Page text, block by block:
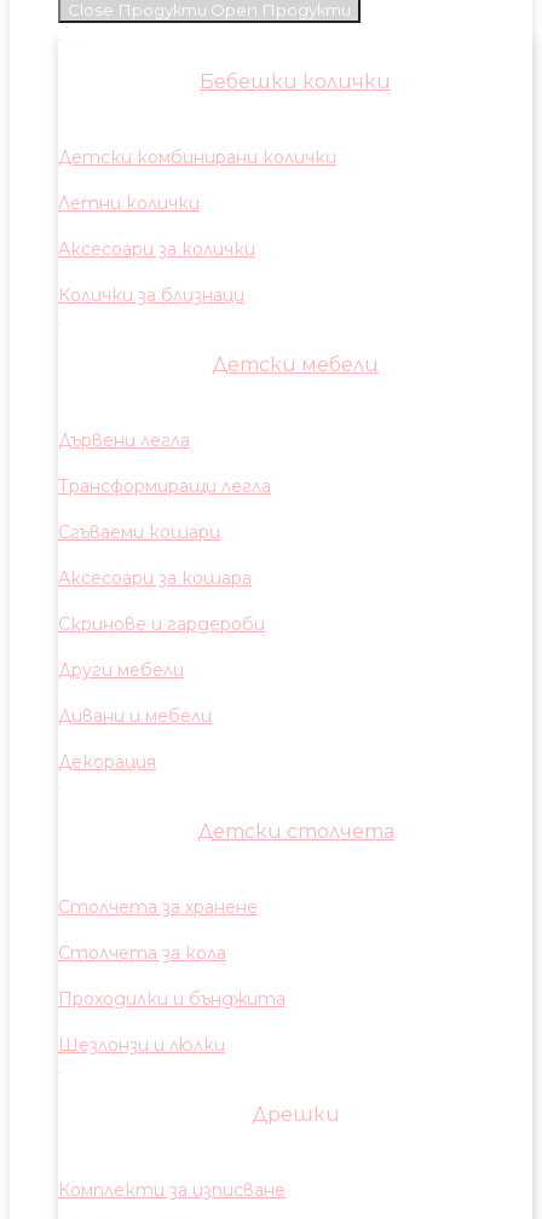
Close Продукти Open Продукти
Бебешки колички
Детски комбинирани колички
Летни колички
Аксесоари за колички
Колички за близнаци
Детски мебели
Дървени легла
Трансформиращи легла
Сгъваеми кошари
Аксесоари за кошара
Скринове и гардероби
Други мебели
Дивани и мебели
Декорация
Детски столчета
Столчета за хранене
Столчета за кола
Проходилки и бънджита
Шезлонзи и люлки
Дрешки
Комплекти за изписване